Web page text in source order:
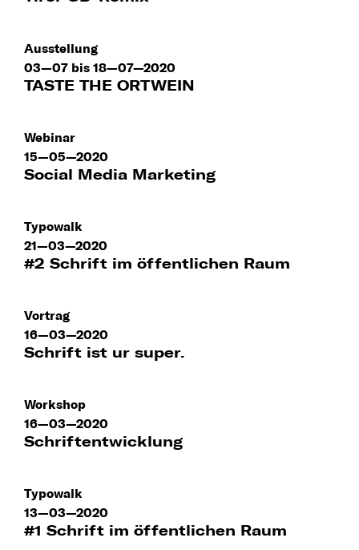
Ausstellung
03—07 bis 18—07—2020
TASTE THE ORTWEIN
Webinar
15—05—2020
Social Media Marketing
Typowalk
21—03—2020
#2 Schrift im öffentlichen Raum
Vortrag
16—03—2020
Schrift ist ur super.
Workshop
16—03—2020
Schriftentwicklung
Typowalk
13—03—2020
#1 Schrift im öffentlichen Raum